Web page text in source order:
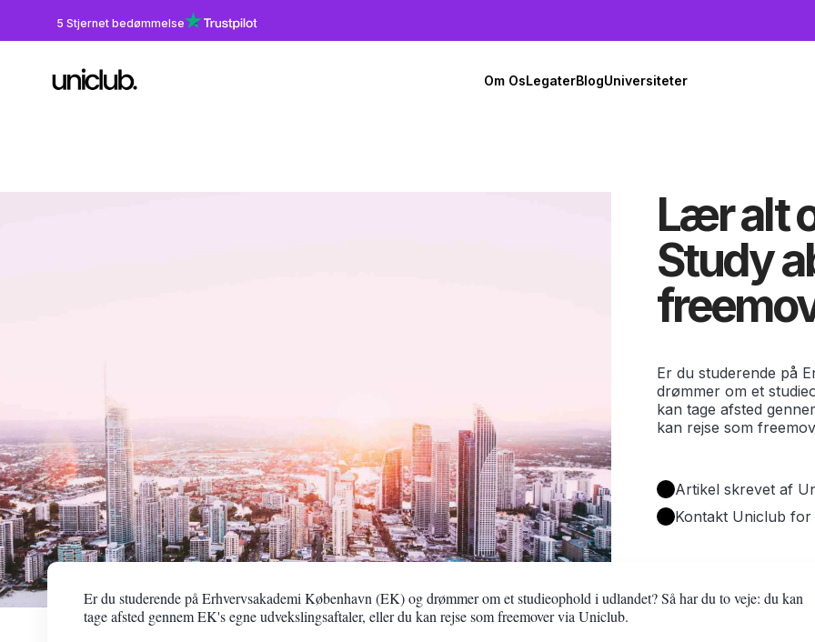
5 Stjernet bedømmelse
Om OsLegaterBlogUniversiteter
Lær alt
Study
Er du studerende på
drømmer om et
kan tage afsted
kan rejse som
Artikel skrevet af
Kontakt Uniclub for
Er du studerende på Erhvervsakademi København (EK) og drømmer om et studieophold i udlandet? Så har du to veje: du kan
tage afsted gennem EK's egne udvekslingsaftaler, eller du kan rejse som freemover via Uniclub.